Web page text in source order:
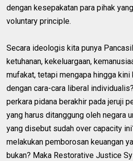
dengan kesepakatan para pihak
voluntary principle.
Secara ideologis kita punya
ketuhanan, kekeluargaan,
mufakat, tetapi mengapa hingga
dengan cara-cara liberal
perkara pidana berakhir pada jeruji
yang harus ditanggung oleh negara
yang disebut sudah over capacity
melakukan pemborosan keuangan
bukan? Maka Restorative Justice